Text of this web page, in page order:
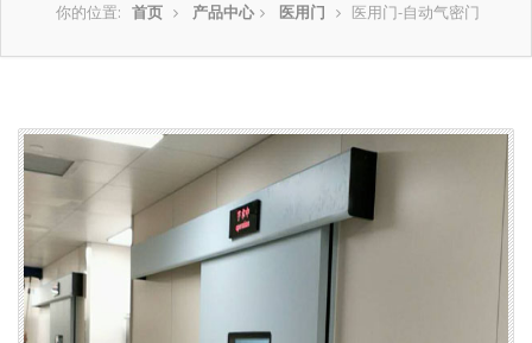
你的位置: 首页 产品中心 医用门 医用门-自动气密门